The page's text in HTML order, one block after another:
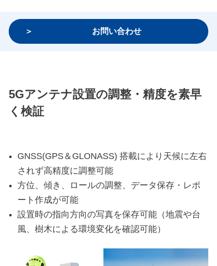
お問い合わせ
5Gアンテナ設置の調整・精度を素早
く検証
GNSS(GPS＆GLONASS) 搭載により天候に左右
されず高精度に調整可能
方位、傾き、ロールの調整、データ保存・レポ
ート作成が可能
設置時の指向方向の写真を保存可能（地震や台
風、樹木による環境変化を確認可能）